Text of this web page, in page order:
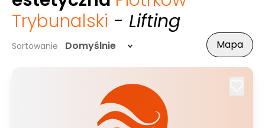
Trybunalski - Lifting
Sortowanie Domyślnie Mapa